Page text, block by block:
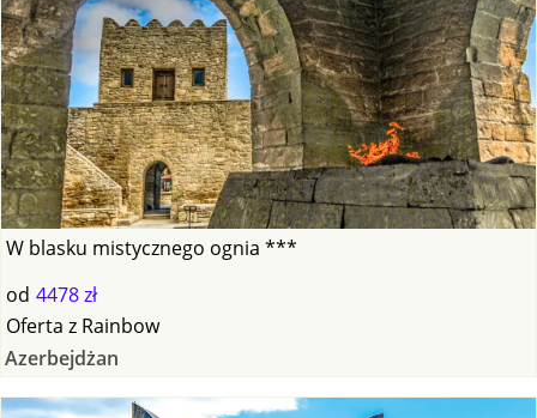
W blasku mistycznego ognia ***
od 4478 zł
Oferta z Rainbow
Azerbejdżan